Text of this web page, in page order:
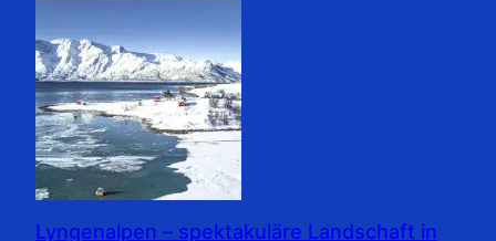
Lyngenalpen – spektakuläre Landschaft in